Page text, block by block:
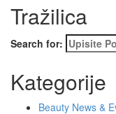
Tražilica
Search for:
Kategorije
Beauty News &